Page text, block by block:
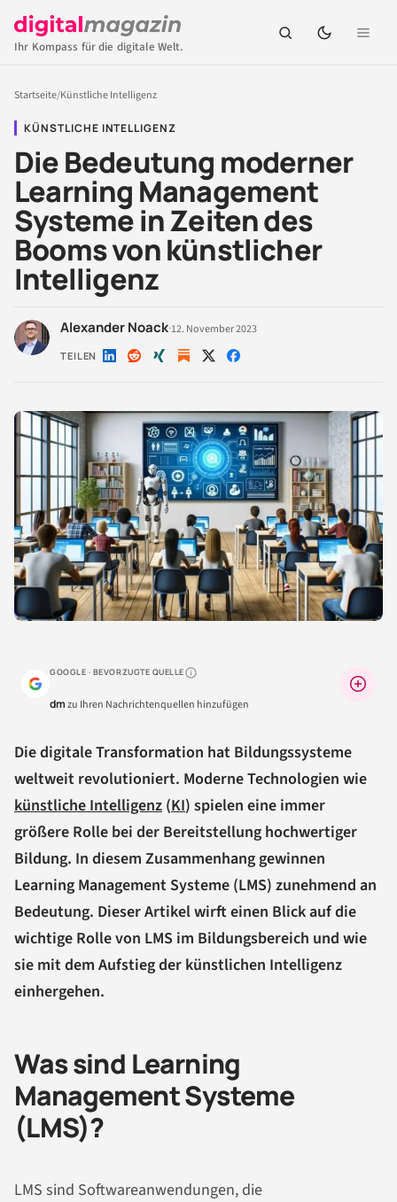
Ihr Kompass für die digitale Welt.
Startseite/Künstliche Intelligenz
KÜNSTLICHE INTELLIGENZ
Die Bedeutung moderner
Learning Management
Systeme in Zeiten des
Booms von künstlicher
Intelligenz
Alexander Noack·12. November 2023
TEILEN Auf Auf Auf Auf Auf
GOOGLE · BEVORZUGTE QUELLEWarum lohnt sich das?
dmzu Ihren Nachrichtenquellen hinzufügen
Die digitale Transformation hat Bildungssysteme
weltweit revolutioniert. Moderne Technologien wie
künstliche Intelligenz (KI) spielen eine immer
größere Rolle bei der Bereitstellung hochwertiger
Bildung. In diesem Zusammenhang gewinnen
Learning Management Systeme (LMS) zunehmend an
Bedeutung. Dieser Artikel wirft einen Blick auf die
wichtige Rolle von LMS im Bildungsbereich und wie
sie mit dem Aufstieg der künstlichen Intelligenz
einhergehen.
Was sind Learning
Management Systeme
(LMS)?
LMS sind Softwareanwendungen, die